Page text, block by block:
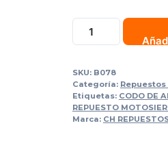
SKU: B078
Categoría:
Etiquetas: CODO DE
REPUESTO
Marca: CH